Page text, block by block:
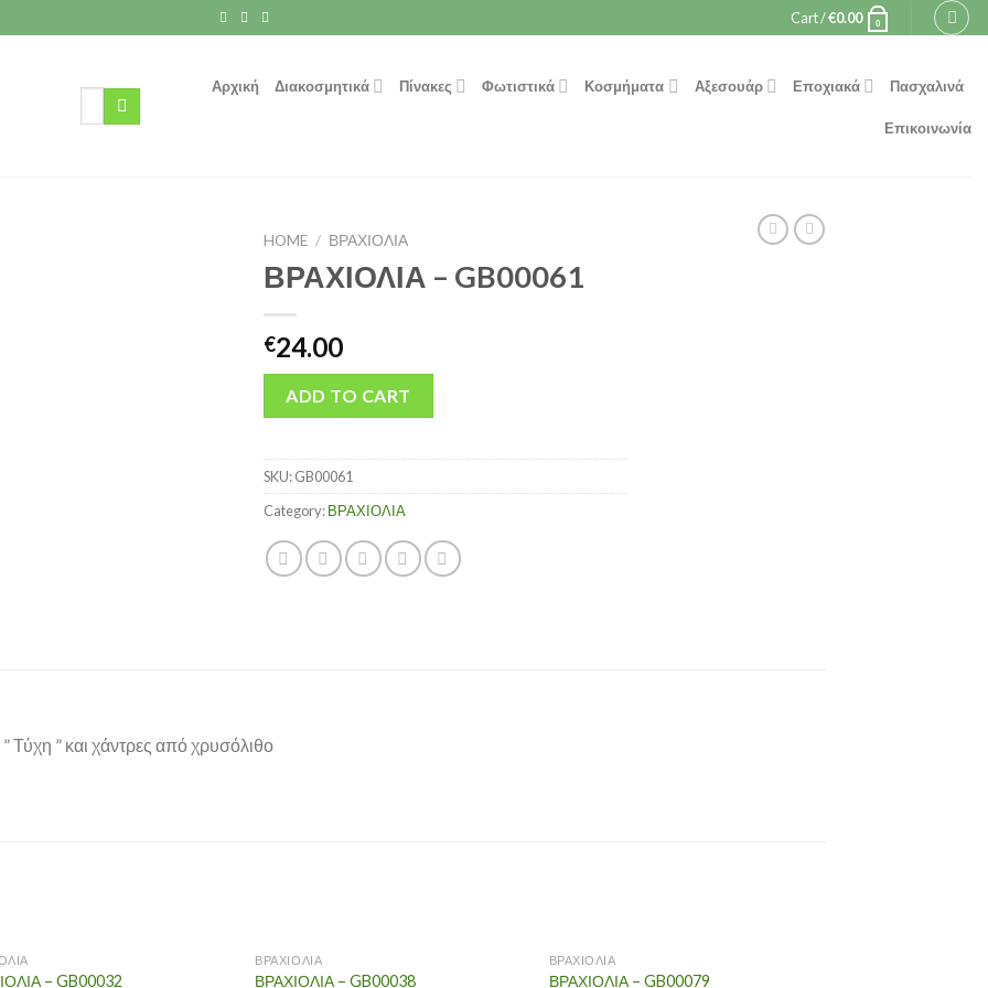
Cart /€0.00 0
Search
Αρχική Διακοσμητικά Πίνακες Φωτιστικά Κοσμήματα Αξεσουάρ Εποχιακά Πασχαλινά
Επικοινωνία
HOME / ΒΡΑΧΙΟΛΙΑ
ΒΡΑΧΙΟΛΙΑ – GB00061
€24.00
ADD TO CART
SKU:GB00061
Category:ΒΡΑΧΙΟΛΙΑ
” Τύχη ” και χάντρες από χρυσόλιθο
– GB00032
ΒΡΑΧΙΟΛΙΑ
ΒΡΑΧΙΟΛΙΑ – GB00038
ΒΡΑΧΙΟΛΙΑ
ΒΡΑΧΙΟΛΙΑ – GB00079